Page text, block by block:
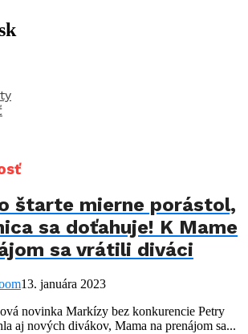
štarte mierne porástol,
sa doťahuje! K Mame
sa vrátili diváci
13. januára 2023
novinka Markízy bez konkurencie Petry
aj nových divákov, Mama na prenájom sa...